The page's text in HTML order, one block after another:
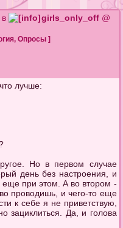
girls_only_off @
,Опросы ]
лучше:
Но в первом случае
день без настроения, и
еще при этом. А во втором -
проводишь, и чего-то еще
к себе я не приветствую,
зациклиться. Да, и голова